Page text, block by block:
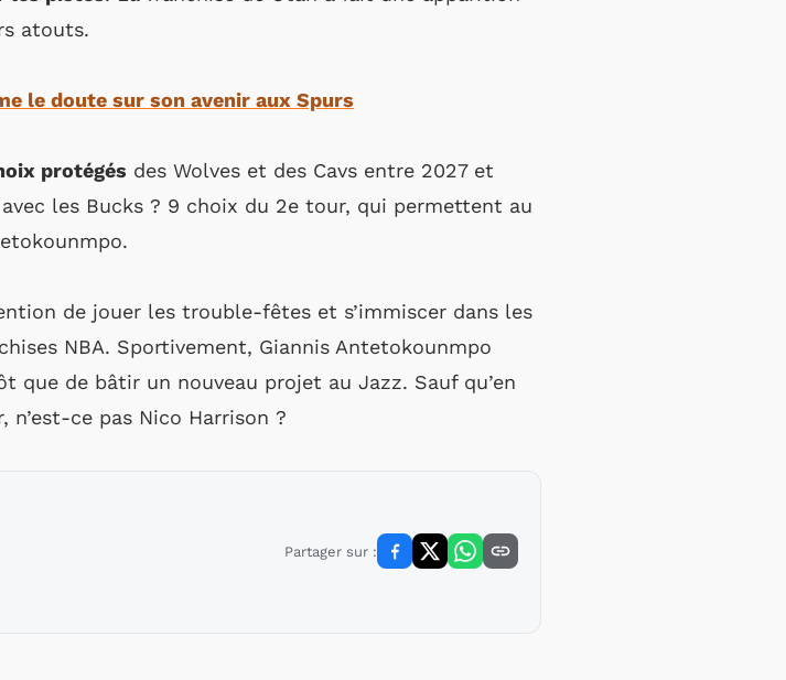
atouts.
le doute sur son avenir aux Spurs
protégés des Wolves et des Cavs entre 2027 et
les Bucks ? 9 choix du 2e tour, qui permettent au
de jouer les trouble-fêtes et s’immiscer dans les
NBA. Sportivement, Giannis Antetokounmpo
de bâtir un nouveau projet au Jazz. Sauf qu’en
n’est-ce pas Nico Harrison ?
Partager sur :